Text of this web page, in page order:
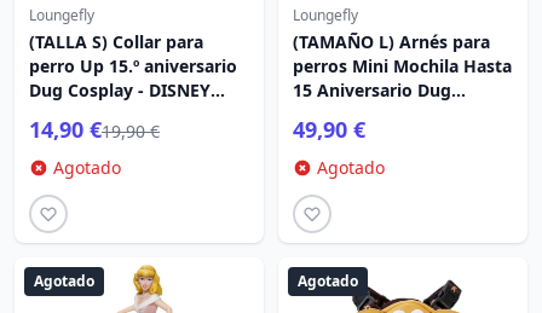
Loungefly
(TALLA S) Collar para
perro Up 15.º aniversario
Dug Cosplay - DISNEY
14,90 €19,90 €
Agotado
Loungefly
(TAMAÑO L) Arnés para
perros Mini Mochila Hasta
15 Aniversario Dug
LOUNGEFLY
49,90 €
Agotado
Agotado Agotado